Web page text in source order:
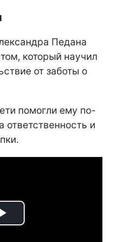
Педана
который научил
от заботы о
помогли ему по-
ответственность и
Play